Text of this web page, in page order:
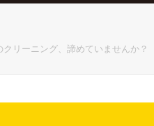
クリーニング、諦めていませんか？